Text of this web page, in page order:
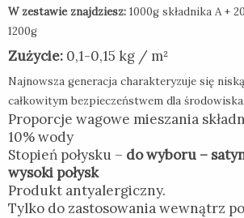
W zestawie znajdziesz: 1000g składnika A +
1200g
Zużycie: 0,1-0,15 kg / m²
Najnowsza generacja charakteryzuje się
całkowitym bezpieczeństwem dla środowiska.
Proporcje wagowe mieszania
10% wody
Stopień połysku – do wyboru –
wysoki połysk
Produkt antyalergiczny.
Tylko do zastosowania wewnątrz